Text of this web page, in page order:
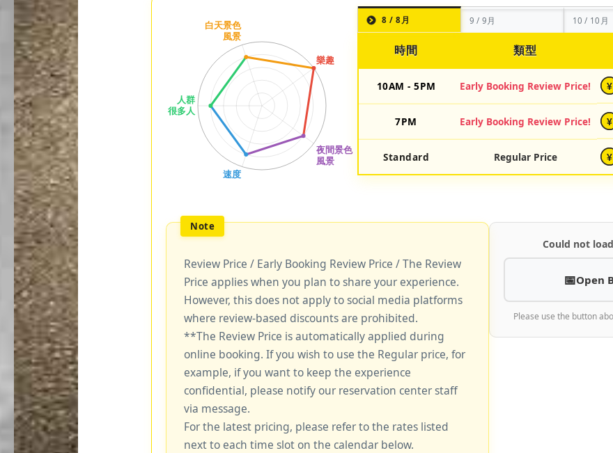
8 / 8月 9 / 9月 10 / 10月
時間 類型
10AM - 5PM Early Booking Review Price! ¥
7PM Early Booking Review Price! ¥
Standard Regular Price ¥
Review Price / Early Booking Review Price / The Review
Price applies when you plan to share your experience.
However, this does not apply to social media platforms
where review-based discounts are prohibited.
**The Review Price is automatically applied during
online booking. If you wish to use the Regular price, for
example, if you want to keep the experience
confidential, please notify our reservation center staff
via message.
For the latest pricing, please refer to the rates listed
next to each time slot on the calendar below.
Could not
Open
Please use the button